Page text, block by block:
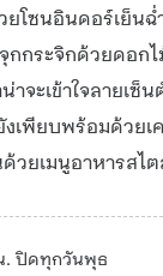
ยโซนอินดอร์เย็น
กกระจิกด้วยดอก
จะเข้าใจลายเซ็น
เพียบพร้อมด้วยเ
วยเมนูอาหารสไ
. ปิดทุกวันพุธ